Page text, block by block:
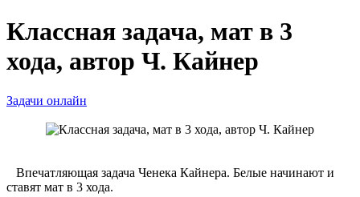
Классная задача, мат в 3
хода, автор Ч. Кайнер
Задачи онлайн
Впечатляющая задача Ченека Кайнера. Белые начинают и
ставят мат в 3 хода.